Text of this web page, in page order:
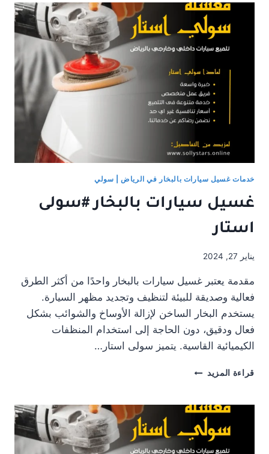
باب
البيت
الملقا
,
#
شركة
سولى
استار
خدمات غسيل سيارات بالبخار في الرياض | سولي
غسيل سيارات بالبخار #سولى
استار
يناير 27, 2024
مقدمة يعتبر غسيل سيارات بالبخار واحدًا من أكثر الطرق
فعالية وصديقة للبيئة لتنظيف وتجديد مظهر السيارة.
يستخدم البخار الساخن لإزالة الأوساخ والشوائب بشكل
فعال ودقيق، دون الحاجة إلى استخدام المنظفات
الكيميائية القاسية. يتميز سولى استار…
قراءة المزيد غسيل
#سولى
استار